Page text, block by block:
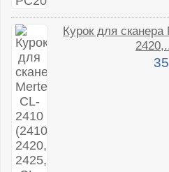
Курок для